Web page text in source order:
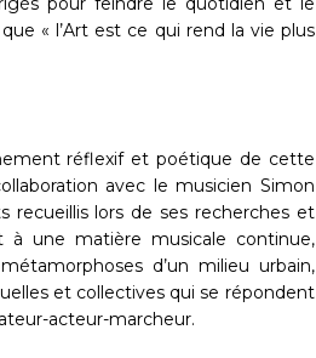
« l’Art est ce qui rend la vie plus
réflexif et poétique de cette
avec le musicien Simon
recueillis lors de ses recherches et
à une matière musicale continue,
d’un milieu urbain,
et collectives qui se répondent
acteur-marcheur.